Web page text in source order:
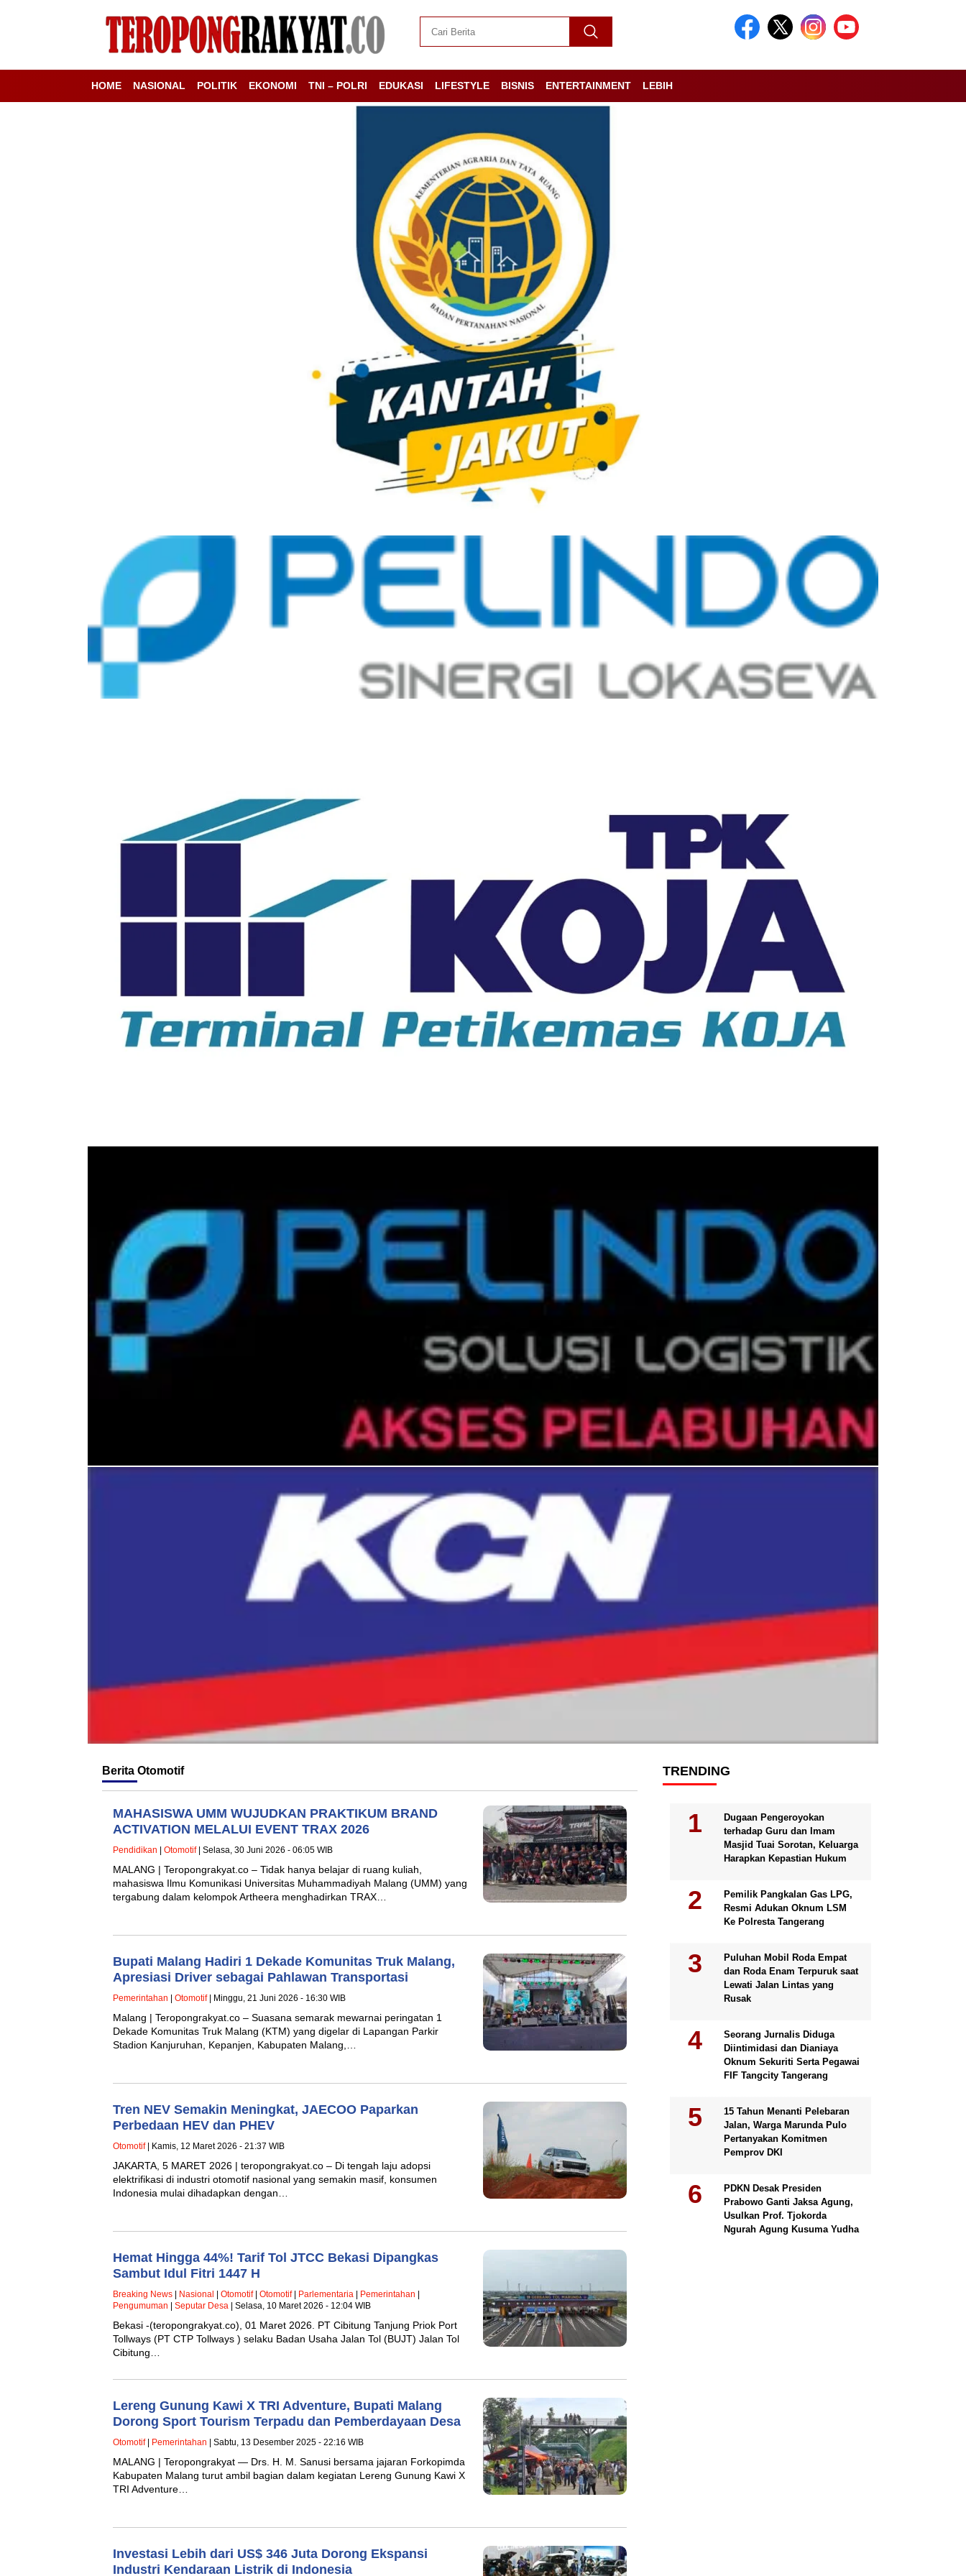
HOME NASIONAL POLITIK EKONOMI TNI – POLRI EDUKASI LIFESTYLE BISNIS ENTERTAINMENT LEBIH
Berita Otomotif
MAHASISWA UMM WUJUDKAN PRAKTIKUM BRAND
ACTIVATION MELALUI EVENT TRAX 2026
Pendidikan | Otomotif| Selasa, 30 Juni 2026 - 06:05 WIB
MALANG | Teropongrakyat.co – Tidak hanya belajar di ruang kuliah,
mahasiswa Ilmu Komunikasi Universitas Muhammadiyah Malang (UMM) yang
tergabung dalam kelompok Artheera menghadirkan TRAX…
Bupati Malang Hadiri 1 Dekade Komunitas Truk Malang,
Apresiasi Driver sebagai Pahlawan Transportasi
Pemerintahan | Otomotif| Minggu, 21 Juni 2026 - 16:30 WIB
Malang | Teropongrakyat.co – Suasana semarak mewarnai peringatan 1
Dekade Komunitas Truk Malang (KTM) yang digelar di Lapangan Parkir
Stadion Kanjuruhan, Kepanjen, Kabupaten Malang,…
Tren NEV Semakin Meningkat, JAECOO Paparkan
Perbedaan HEV dan PHEV
Otomotif| Kamis, 12 Maret 2026 - 21:37 WIB
JAKARTA, 5 MARET 2026 | teropongrakyat.co – Di tengah laju adopsi
elektrifikasi di industri otomotif nasional yang semakin masif, konsumen
Indonesia mulai dihadapkan dengan…
Hemat Hingga 44%! Tarif Tol JTCC Bekasi Dipangkas
Sambut Idul Fitri 1447 H
Breaking News | Nasional | Otomotif| Otomotif| Parlementaria | Pemerintahan |
Pengumuman | Seputar Desa | Selasa, 10 Maret 2026 - 12:04 WIB
Bekasi -(teropongrakyat.co), 01 Maret 2026. PT Cibitung Tanjung Priok Port
Tollways (PT CTP Tollways ) selaku Badan Usaha Jalan Tol (BUJT) Jalan Tol
Cibitung…
Lereng Gunung Kawi X TRI Adventure, Bupati Malang
Dorong Sport Tourism Terpadu dan Pemberdayaan Desa
Otomotif| Pemerintahan | Sabtu, 13 Desember 2025 - 22:16 WIB
MALANG | Teropongrakyat — Drs. H. M. Sanusi bersama jajaran Forkopimda
Kabupaten Malang turut ambil bagian dalam kegiatan Lereng Gunung Kawi X
TRI Adventure…
Investasi Lebih dari US$ 346 Juta Dorong Ekspansi
Industri Kendaraan Listrik di Indonesia
TRENDING
Dugaan Pengeroyokan
terhadap Guru dan Imam
Masjid Tuai Sorotan, Keluarga
Harapkan Kepastian Hukum
Pemilik Pangkalan Gas LPG,
Resmi Adukan Oknum LSM
Ke Polresta Tangerang
Puluhan Mobil Roda Empat
dan Roda Enam Terpuruk saat
Lewati Jalan Lintas yang
Rusak
Seorang Jurnalis Diduga
Diintimidasi dan Dianiaya
Oknum Sekuriti Serta Pegawai
FIF Tangcity Tangerang
15 Tahun Menanti Pelebaran
Jalan, Warga Marunda Pulo
Pertanyakan Komitmen
Pemprov DKI
PDKN Desak Presiden
Prabowo Ganti Jaksa Agung,
Usulkan Prof. Tjokorda
Ngurah Agung Kusuma Yudha